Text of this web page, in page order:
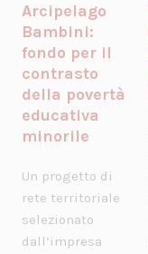
Arcipelago
Bambini:
fondo per il
contrasto
della povertà
educativa
minorile
Un progetto di
rete territoriale
selezionato
dall’impresa